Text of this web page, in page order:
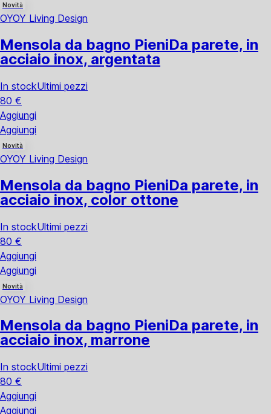
Novità
OYOY Living Design
Mensola da bagno PieniDa parete, in
acciaio inox, argentata
In stockUltimi pezzi
80 €
Aggiungi
Aggiungi
Novità
OYOY Living Design
Mensola da bagno PieniDa parete, in
acciaio inox, color ottone
In stockUltimi pezzi
80 €
Aggiungi
Aggiungi
Novità
OYOY Living Design
Mensola da bagno PieniDa parete, in
acciaio inox, marrone
In stockUltimi pezzi
80 €
Aggiungi
Aggiungi